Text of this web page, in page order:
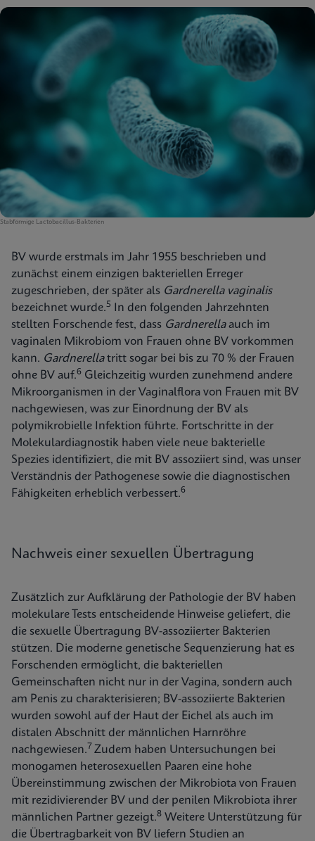
Stabförmige Lactobacillus-Bakterien
BV wurde erstmals im Jahr 1955 beschrieben und
zunächst einem einzigen bakteriellen Erreger
zugeschrieben, der später als Gardnerella vaginalis
bezeichnet wurde.5
In den folgenden Jahrzehnten
stellten Forschende fest, dass Gardnerellaauch im
vaginalen Mikrobiom von Frauen ohne BV vorkommen
kann. Gardnerellatritt sogar bei bis zu 70 % der Frauen
ohne BV auf.6 Gleichzeitig wurden zunehmend andere
Mikroorganismen in der Vaginalflora von Frauen mit BV
nachgewiesen, was zur Einordnung der BV als
polymikrobielle Infektion führte. Fortschritte in der
Molekulardiagnostik haben viele neue bakterielle
Spezies identifiziert, die mit BV assoziiert sind, was unser
Verständnis der Pathogenese sowie die diagnostischen
Fähigkeiten erheblich verbessert.6
Nachweis einer sexuellen Übertragung
Zusätzlich zur Aufklärung der Pathologie der BV haben
molekulare Tests entscheidende Hinweise geliefert, die
die sexuelle Übertragung BV-assoziierter Bakterien
stützen. Die moderne genetische Sequenzierung hat es
Forschenden ermöglicht, die bakteriellen
Gemeinschaften nicht nur in der Vagina, sondern auch
am Penis zu charakterisieren; BV-assoziierte Bakterien
wurden sowohl auf der Haut der Eichel als auch im
distalen Abschnitt der männlichen Harnröhre
nachgewiesen.7 Zudem haben Untersuchungen bei
monogamen heterosexuellen Paaren eine hohe
Übereinstimmung zwischen der Mikrobiota von Frauen
mit rezidivierender BV und der penilen Mikrobiota ihrer
männlichen Partner gezeigt.8 Weitere Unterstützung für
die Übertragbarkeit von BV liefern Studien an